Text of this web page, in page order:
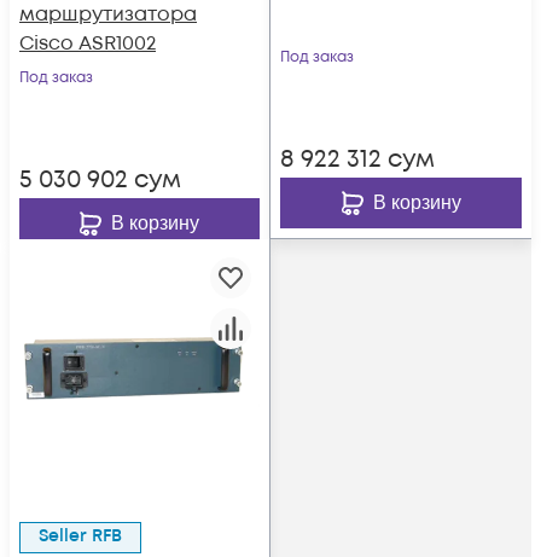
маршрутизатора
Cisco ASR1002
Под заказ
5 030 902 сум
В корзину
Под заказ
8 922 312 сум
В корзину
Seller RFB